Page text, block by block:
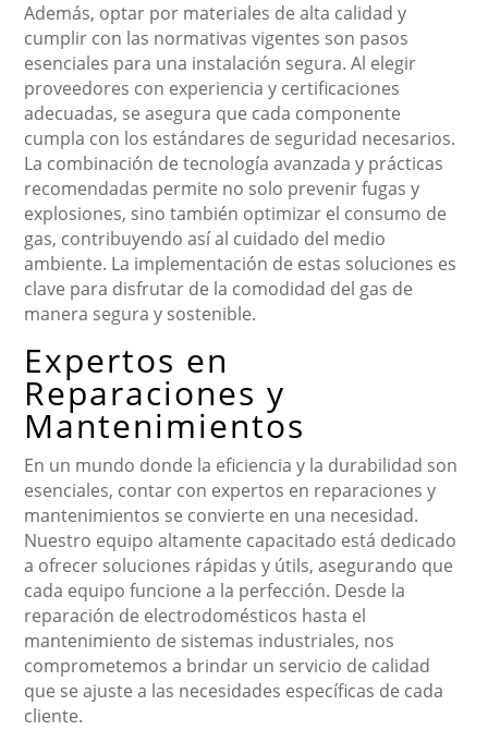
Además, optar por materiales de alta calidad y
cumplir con las normativas vigentes son pasos
esenciales para una instalación segura. Al elegir
proveedores con experiencia y certificaciones
adecuadas, se asegura que cada componente
cumpla con los estándares de seguridad necesarios.
La combinación de tecnología avanzada y prácticas
recomendadas permite no solo prevenir fugas y
explosiones, sino también optimizar el consumo de
gas, contribuyendo así al cuidado del medio
ambiente. La implementación de estas soluciones es
clave para disfrutar de la comodidad del gas de
manera segura y sostenible.
Expertos en
Reparaciones y
Mantenimientos
En un mundo donde la eficiencia y la durabilidad son
esenciales, contar con expertos en reparaciones y
mantenimientos se convierte en una necesidad.
Nuestro equipo altamente capacitado está dedicado
a ofrecer soluciones rápidas y útils, asegurando que
cada equipo funcione a la perfección. Desde la
reparación de electrodomésticos hasta el
mantenimiento de sistemas industriales, nos
comprometemos a brindar un servicio de calidad
que se ajuste a las necesidades específicas de cada
cliente.